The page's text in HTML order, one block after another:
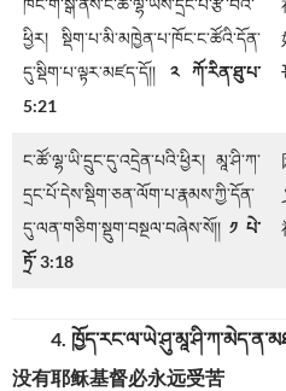
ཁོང་གི་སྒོ་ནས་ང་ཚོ་ལྷ་ཡིས་དྲང་པོ་རྩི་བའི་
ཕྱིར། སྡིག་པ་མི་མཁྱེན་པ་ཁོང་ང་ཚོའི་དོན་
དུ་སྡིག་པ་ལྟར་མཛད་དོ།། ༢ ཀོ་རིན་ཐུ་པ་
5:21
ང་ཚོ་ལྷ་ཡི་དྲུང་དུ་འདྲེན་པའི་ཕྱིར། མཱ་ཤི་ཀ་
དྲང་པོ་དེས་སྡིག་ཅན་ལོག་པ་རྣམས་ཀྱི་དོན་
དུ་ལན་གཅིག་སྡུག་བསྔལ་བཞེས་སོ།། ༡ པེ་
ཏྲོ་3:18
4.
没有耶稣基督必永远受苦